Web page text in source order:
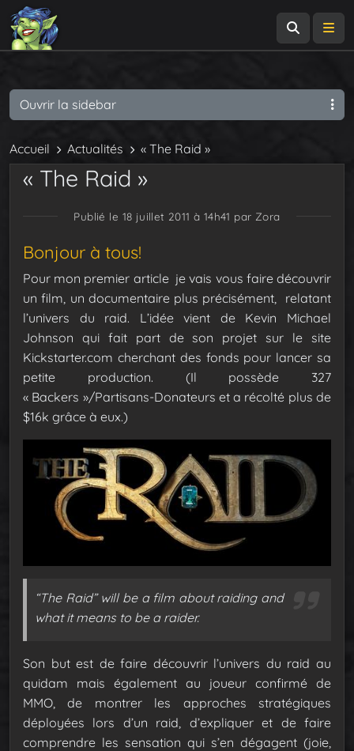
Accueil Actualités « The Raid »
« The Raid »
Publié le 18 juillet 2011 à 14h41 par Zora
Bonjour à tous!
Pour mon premier article je vais vous faire découvrir
un film, un documentaire plus précisément, relatant
l’univers du raid. L’idée vient de Kevin Michael
Johnson qui fait part de son projet sur le site
Kickstarter.com cherchant des fonds pour lancer sa
petite production. (Il possède 327
« Backers »/Partisans-Donateurs et a récolté plus de
$16k grâce à eux.)
“The Raid” will be a film about raiding and
what it means to be a raider.
Son but est de faire découvrir l’univers du raid au
quidam mais également au joueur confirmé de
MMO, de montrer les approches stratégiques
déployées lors d’un raid, d’expliquer et de faire
comprendre les sensation qui s’en dégagent (joie,
Ouvrir la sidebar